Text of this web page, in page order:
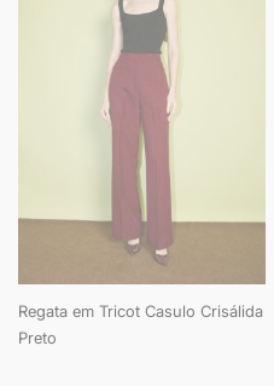
Regata em Tricot Casulo Crisálida
Preto